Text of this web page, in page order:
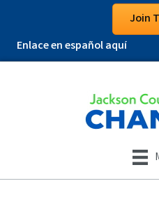
Join
Enlace en español aquí